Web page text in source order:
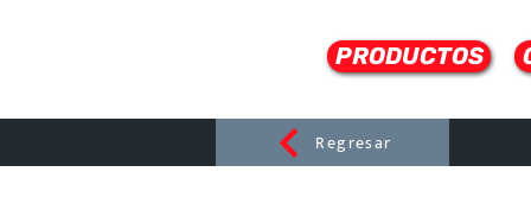
PRODUCTOS
Regresar